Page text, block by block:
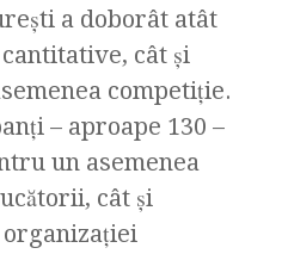
a doborât atât
cât şi
competiţie.
– aproape 130 –
un asemenea
cât şi